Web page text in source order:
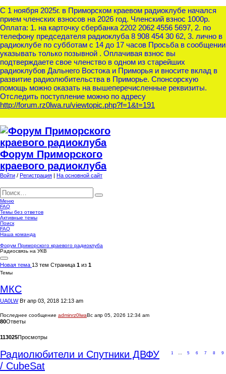
С 1 ноября 2025г. в Приморском краевом радиоклубе начался
прием членских взносов на 2026 год. Членский взнос 1000р.
Оплата: 1. на карточку сбербанка 2202 2062 4556 5697, 2. по
телефону председателя радиоклуба 8 908 454 30 62, 3. лично в
радиоклубе по субботам с 14 до 17 часов Просьба в сообщении
указывать только позывной . Оплачивая взнос вы
подтверждаете свое членство в одном из старейших
радиоклубов Дальнего Востока и Приморья и вносите вклад в
развитие радиолюбительства в Приморье. Спонсорскую
помощь можно оказать на вышеперечисленные реквизиты.
Отследить поступление можно по адресу
http://forum.rz0lwa.ru/viewtopic.php?f=1&t=191
Форум Приморского
краевого радиоклуба
Войти / Регистрация | На основной сайт
Меню
FAQ
Темы без ответов
Активные темы
Поиск
FAQ
Наша команда
Форум Приморского краевого радиоклуба
Радиосвязь на УКВ
Новая тема 13 тем Страница 1 из 1
Темы
МКС
UA0LW Вт апр 03, 2018 12:13 am
Последнее сообщение adminrz0lwaВс апр 05, 2026 12:34 am
80Ответы
113025Просмотры
1 … 5 6 7 8 9
Радиолюбители и Спутники ДВФУ
/ CubeSat